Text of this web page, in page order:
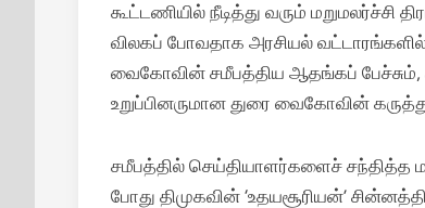
கூட்டணியில் நீடித்து வரும் மறுமலர்ச்சி
விலகப் போவதாக அரசியல்
வைகோவின் சமீபத்திய ஆதங்கப்
உறுப்பினருமான துரை வைகோவின்
சமீபத்தில் செய்தியாளர்களைச்
போது திமுகவின் ‘உதயசூரியன்’